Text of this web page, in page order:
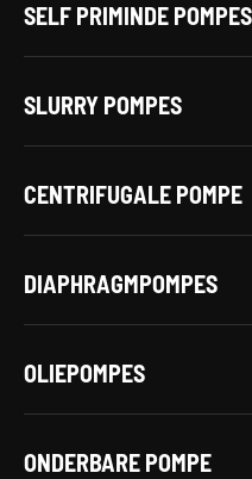
SELF PRIMINDE POMPES
SLURRY POMPES
CENTRIFUGALE POMPE
DIAPHRAGMPOMPES
OLIEPOMPES
ONDERBARE POMPE